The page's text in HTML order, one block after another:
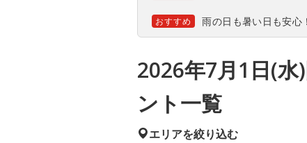
おすすめ 雨の日も暑い日も安心
2026年7月1日(
ント一覧
エリアを絞り込む